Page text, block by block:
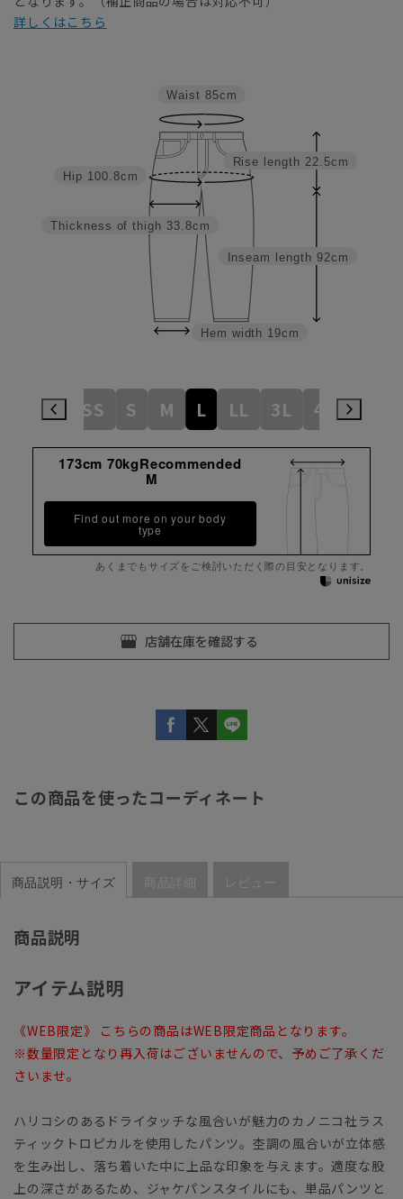
詳しくはこちら
Inseam length 92cm
Rise length 22.5cm
Hem width 19cm
Thickness of thigh 33.8cm
Hip 100.8cm
Waist 85cm
3S SS S M L LL 3L 4L
173cm 70kgRecommended
M
Find out more on your body
type
あくまでもサイズをご検討いただく際の目安となります。
この商品を使ったコーディネート
商品説明・サイズ 商品詳細 レビュー
商品説明
アイテム説明
《WEB限定》 こちらの商品はWEB限定商品となります。
※数量限定となり再入荷はございませんので、予めご了承くだ
さいませ。
ハリコシのあるドライタッチな風合いが魅力のカノニコ社ラス
ティックトロピカルを使用したパンツ。杢調の風合いが立体感
を生み出し、落ち着いた中に上品な印象を与えます。適度な股
上の深さがあるため、ジャケパンスタイルにも、単品パンツと